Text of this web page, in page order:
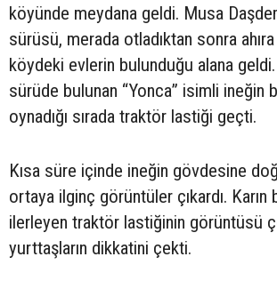
köyünde meydana geldi. Musa
sürüsü, merada otladıktan sonra
köydeki evlerin bulunduğu alana
sürüde bulunan “Yonca” isimli ineğin
oynadığı sırada traktör lastiği geçti.
Kısa süre içinde ineğin gövdesine
ortaya ilginç görüntüler çıkardı.
ilerleyen traktör lastiğinin görüntüsü
yurttaşların dikkatini çekti.